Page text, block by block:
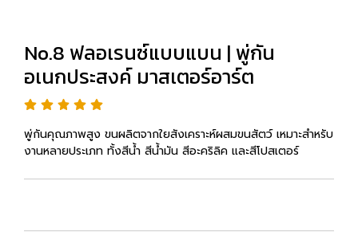
No.8 ฟลอเรนซ์แบบแบน | พู่กัน
อเนกประสงค์ มาสเตอร์อาร์ต
พู่กันคุณภาพสูง ขนผลิตจากใยสังเคราะห์ผสมขนสัตว์ เหมาะสำหรับ
งานหลายประเภท ทั้งสีน้ำ สีน้ำมัน สีอะคริลิค และสีโปสเตอร์